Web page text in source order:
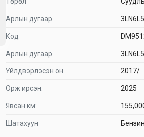
Арлын дугаар
Код
Арлын дугаар
Үйлдвэрлэсэн он 2017/
Орж ирсэн: 2025
Явсан км:
Шатахуун Бензин